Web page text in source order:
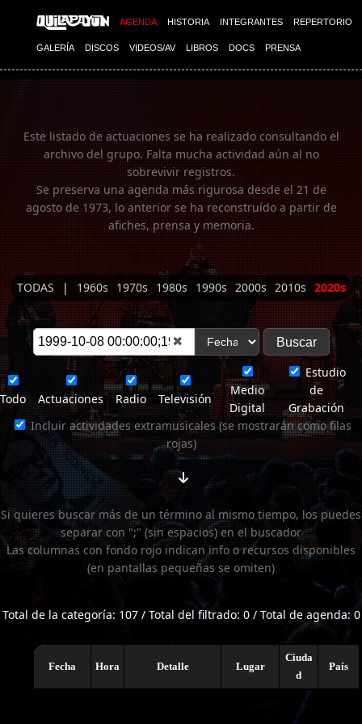
AGENDA HISTORIA INTEGRANTES REPERTORIO
GALERÍA DISCOS VIDEOS/AV LIBROS DOCS PRENSA
Imagen 01
Este listado de actuaciones se ha realizado consultando el
archivo del grupo. Falta mucha actividad aún al no
sobrevivir registros.
Se preserva una agenda más rigurosa desde el 21 de
agosto de 1973, lo anterior se ha reconstruído a partir de
afiches, prensa y memoria.
TODAS | 1960s 1970s 1980s 1990s 2000s 2010s 2020s
✖
Todo Actuaciones Radio Televisión
Medio
Digital
Estudio
de
Grabación
Incluir actividades extramusicales (se mostrarán como filas
rojas)
Si quieres buscar más de un término al mismo tiempo, los puedes
separar con ";" (sin espacios) en el buscador
Las columnas con fondo rojo indican info o recursos disponibles
(en pantallas pequeñas se omiten)
Total de la categoría: 107 / Total del filtrado: 0 / Total de agenda: 0
Fecha Hora Detalle Lugar
Ciuda
d
País